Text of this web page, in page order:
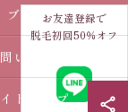
お友達登録で
脱毛初回50％オフ
ブログ
い合わせ
トマップ